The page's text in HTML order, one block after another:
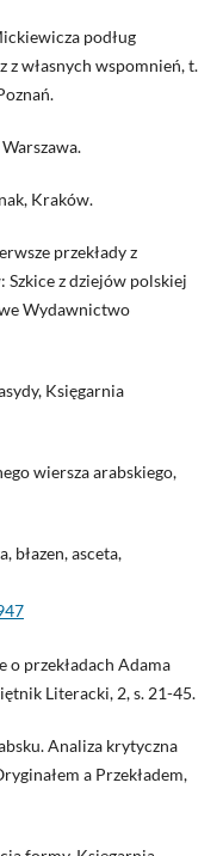
podług
z własnych wspomnień, t.
Kraków.
przekłady z
Szkice z dziejów polskiej
Wydawnictwo
Księgarnia
wiersza arabskiego,
błazen, asceta,
o przekładach Adama
Literacki, 2, s. 21-45.
Analiza krytyczna
a Przekładem,